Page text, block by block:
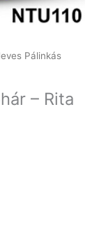
Pálinkás
– Rita